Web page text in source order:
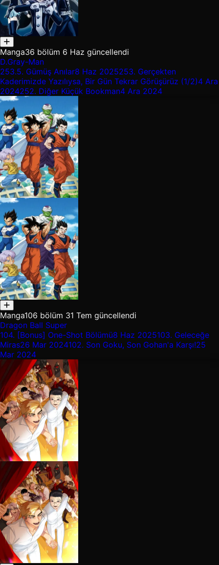
Manga36 bölüm 6 Haz güncellendi
D.Gray-Man
253.5. Gümüş Anılar8 Haz 2025253. Gerçekten
Kaderimizde Yazılıysa, Bir Gün Tekrar Görüşürüz (1/2)4 Ara
2024252. Diğer Küçük Bookman4 Ara 2024
Manga106 bölüm 31 Tem güncellendi
Dragon Ball Super
104. [Bonus] One-Shot Bölümü8 Haz 2025103. Geleceğe
Miras26 Mar 2024102. Son Goku, Son Gohan'a Karşı!25
Mar 2024